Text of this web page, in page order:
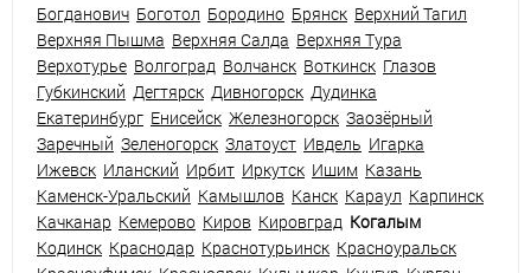
Богданович Боготол Бородино Брянск Верхний Тагил
Верхняя Пышма Верхняя Салда Верхняя Тура
Верхотурье Волгоград Волчанск Воткинск Глазов
Губкинский Дегтярск Дивногорск Дудинка
Екатеринбург Енисейск Железногорск Заозёрный
Заречный Зеленогорск Златоуст Ивдель Игарка
Ижевск Иланский Ирбит Иркутск Ишим Казань
Каменск-Уральский Камышлов Канск Караул Карпинск
Качканар Кемерово Киров Кировград Когалым
Кодинск Краснодар Краснотурьинск Красноуральск